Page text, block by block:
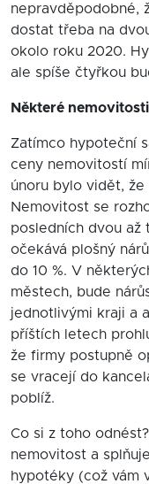
nepravděpodobné,
dostat třeba na
okolo roku 2020.
ale spíše čtyřkou
Některé
Zatímco hypoteční
ceny nemovitostí
únoru bylo vidět,
Nemovitost se
posledních dvou až
očekává plošný
do 10 %. V
městech, bude
jednotlivými kraji a
příštích letech
že firmy postupně
se vracejí do
poblíž.
Co si z toho
nemovitost a
hypotéky (což vám